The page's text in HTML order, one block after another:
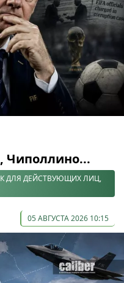
Чиполлино...
ДЛЯ ДЕЙСТВУЮЩИХ ЛИЦ,
05 АВГУСТА 2026 10:15